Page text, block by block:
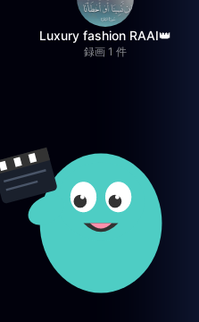
Luxury fashion RAAI👑
録画 1 件